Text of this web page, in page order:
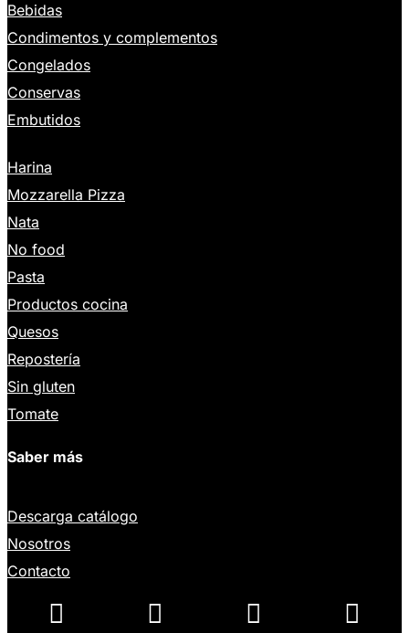
Bebidas
Condimentos y complementos
Congelados
Conservas
Embutidos
Harina
Mozzarella Pizza
Nata
No food
Pasta
Productos cocina
Quesos
Repostería
Sin gluten
Tomate
Saber más
Descarga catálogo
Nosotros
Contacto
   